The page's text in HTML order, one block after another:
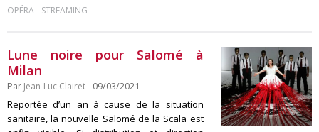
OPÉRA- STREAMING
Lune noire pour Salomé à
Milan
Par Jean-Luc Clairet- 09/03/2021
Reportée d’un an à cause de la situation
sanitaire, la nouvelle Salomé de la Scala est